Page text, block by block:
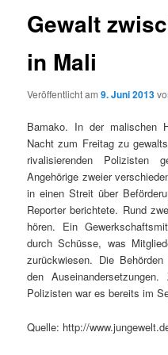
Gewalt
in Mali
Veröffentlicht am9. Juni 2013
Bamako. In der malischen
Nacht zum Freitag zu
rivalisierenden Polizisten
Angehörige zweier
in einen Streit über
Reporter berichtete. Rund
hören. Ein
durch Schüsse, was
zurückwiesen. Die
den
Polizisten war es bereits im
Quelle: http://